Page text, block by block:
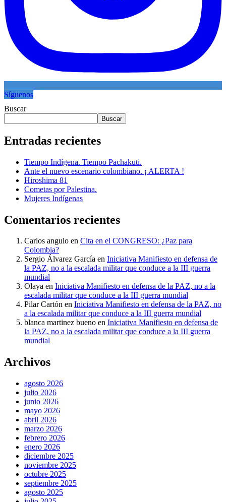
Síguenos
Buscar
Buscar
Entradas recientes
Tiempo Indígena. Tiempo Pachakuti.
Ante el nuevo escenario colombiano. ¡ ALERTA !
Hiroshima 81
Cometas por Palestina.
Mujeres Indígenas
Comentarios recientes
Carlos angulo en Cita en el CONGRESO: ¿Paz para
Colombia?
Sergio Álvarez García en Iniciativa Manifiesto en defensa de
la PAZ, no a la escalada militar que conduce a la III guerra
mundial
Olaya en Iniciativa Manifiesto en defensa de la PAZ, no a la
escalada militar que conduce a la III guerra mundial
Pilar Cartón en Iniciativa Manifiesto en defensa de la PAZ, no
a la escalada militar que conduce a la III guerra mundial
blanca martinez bueno en Iniciativa Manifiesto en defensa de
la PAZ, no a la escalada militar que conduce a la III guerra
mundial
Archivos
agosto 2026
julio 2026
junio 2026
mayo 2026
abril 2026
marzo 2026
febrero 2026
enero 2026
diciembre 2025
noviembre 2025
octubre 2025
septiembre 2025
agosto 2025